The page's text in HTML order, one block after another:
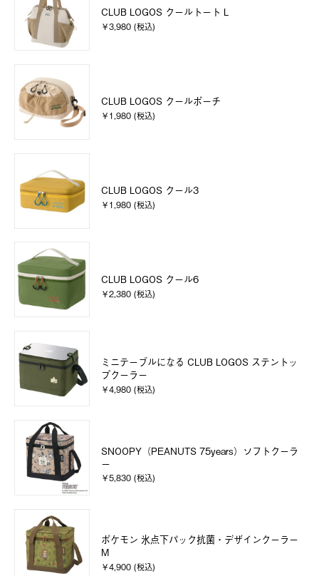
CLUB LOGOS クールトート L
￥3,980 (税込)
CLUB LOGOS クールポーチ
￥1,980 (税込)
CLUB LOGOS クール3
￥1,980 (税込)
CLUB LOGOS クール6
￥2,380 (税込)
ミニテーブルになる CLUB LOGOS ステントッ
プクーラー
￥4,980 (税込)
SNOOPY（PEANUTS 75years）ソフトクーラ
ー
￥5,830 (税込)
ポケモン 氷点下パック抗菌・デザインクーラー
M
￥4,900 (税込)